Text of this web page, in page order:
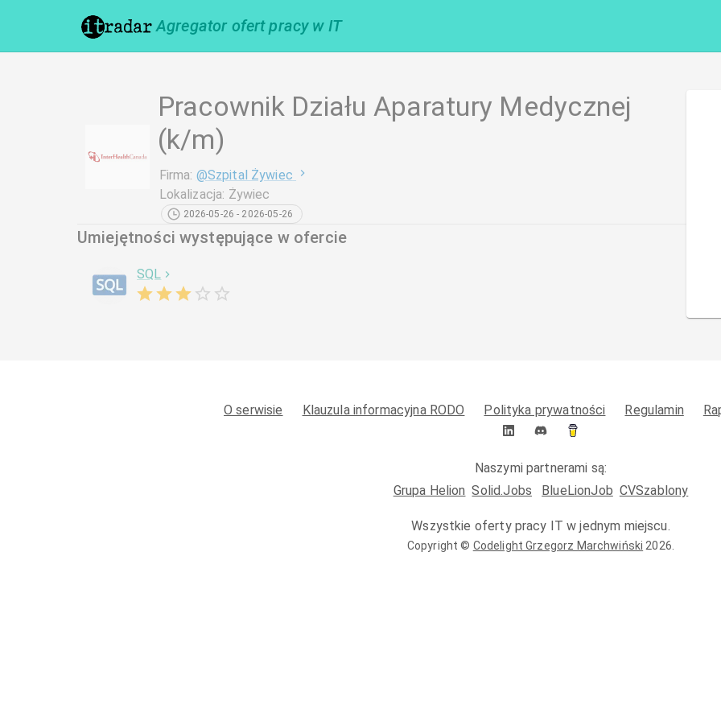
Agregator ofert pracy w IT
Pracownik Działu Aparatury Medycznej
(k/m)
Firma: @Szpital Żywiec
Lokalizacja: Żywiec
2026-05-26 - 2026-05-26
Umiejętności występujące w ofercie
SQL
O serwisie Klauzula informacyjna RODO Polityka prywatności Regulamin
Naszymi partnerami są:
Grupa Helion Solid.Jobs BlueLionJob CVSzablony
Wszystkie oferty pracy IT w jednym miejscu.
Copyright © Codelight Grzegorz Marchwiński 2026